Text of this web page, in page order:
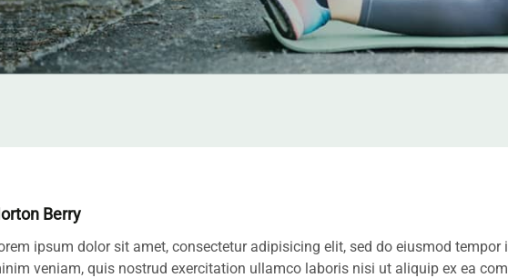
Berry
ipsum dolor sit amet, consectetur adipisicing elit, sed do eiusmod
veniam, quis nostrud exercitation ullamco laboris nisi ut aliquip ex ea